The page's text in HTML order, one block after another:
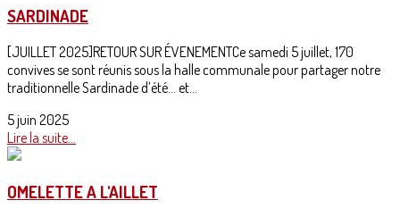
SARDINADE
[JUILLET 2025]RETOUR SUR ÉVENEMENTCe samedi 5 juillet, 170
convives se sont réunis sous la halle communale pour partager notre
traditionnelle Sardinade d’été… et...
5 juin 2025
Lire la suite...
OMELETTE A L'AILLET